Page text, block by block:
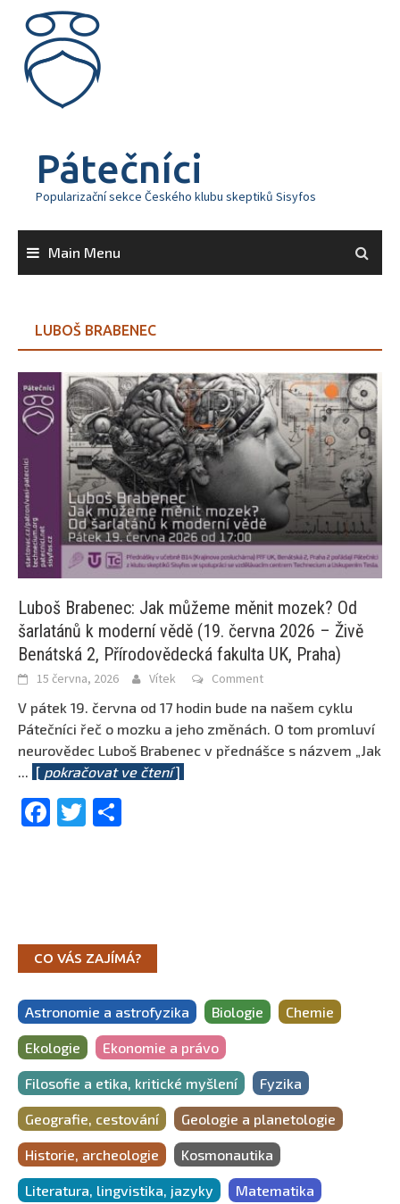
content
Pátečníci
Popularizační sekce Českého klubu skeptiků Sisyfos
Main Menu
LUBOŠ BRABENEC
Luboš Brabenec: Jak můžeme měnit mozek? Od
šarlatánů k moderní vědě (19. června 2026 – Živě
Benátská 2, Přírodovědecká fakulta UK, Praha)
15 června, 2026 Vítek Comment
V pátek 19. června od 17 hodin bude na našem cyklu
Pátečníci řeč o mozku a jeho změnách. O tom promluví
neurovědec Luboš Brabenec v přednášce s názvem „Jak
... [ pokračovat ve čtení]
Facebook
Twitter
CO VÁS ZAJÍMÁ?
Astronomie a astrofyzika Biologie Chemie
Ekologie Ekonomie a právo
Filosofie a etika, kritické myšlení Fyzika
Geografie, cestování Geologie a planetologie
Historie, archeologie Kosmonautika
Literatura, lingvistika, jazyky Matematika